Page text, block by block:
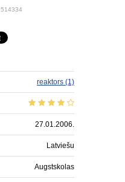
514334
reaktors (1)
27.01.2006.
Latviešu
Augstskolas